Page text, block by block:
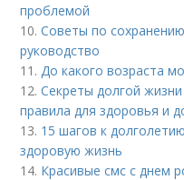
проблемой
10.Советы по
руководство
11.До какого возраста
12.Секреты долгой
правила для здоровья и
13. 15 шагов к
здоровую жизнь
14. Красивые смс с днем